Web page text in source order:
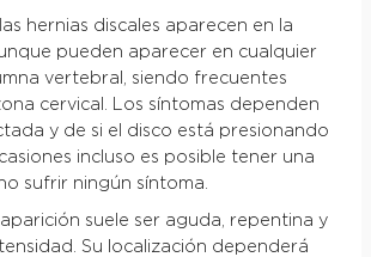
hernias discales aparecen en la
pueden aparecer en cualquier
vertebral, siendo frecuentes
cervical. Los síntomas dependen
y de si el disco está presionando
incluso es posible tener una
sufrir ningún síntoma.
aparición suele ser aguda, repentina y
Su localización dependerá